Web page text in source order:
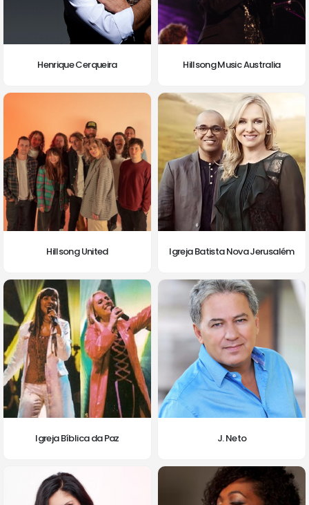
Henrique Cerqueira Hillsong Music Australia
Hillsong United Igreja Batista Nova Jerusalém
Igreja Bíblica da Paz J. Neto